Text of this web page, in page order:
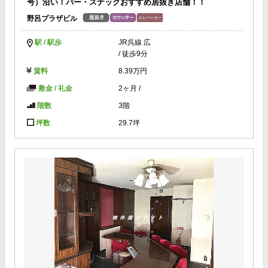
号）沿い！バー・スナックおすすめ居抜き店舗！！
野呂プラザビル
駅 / 駅歩
JR呉線 広
/ 徒歩9分
賃料 8.39万円
敷金 / 礼金 2ヶ月 /
階数 3階
坪数 29.7坪